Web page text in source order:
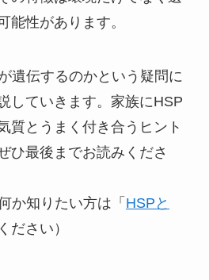
能性があります。
遺伝するのかという疑問に
していきます。家族にHSP
質とうまく付き合うヒント
ひ最後までお読みくださ
か知りたい方は「 HSPと
ださい）